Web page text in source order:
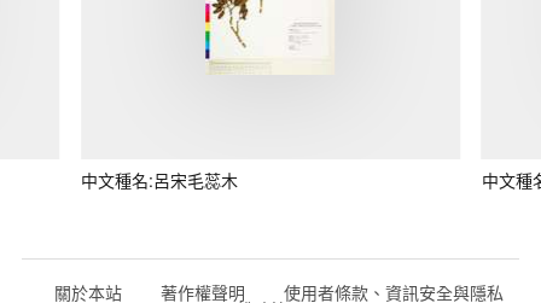
中文種名:呂宋毛蕊木 中文種
關於本站 著作權聲明 使用者條款、資訊安全與隱私